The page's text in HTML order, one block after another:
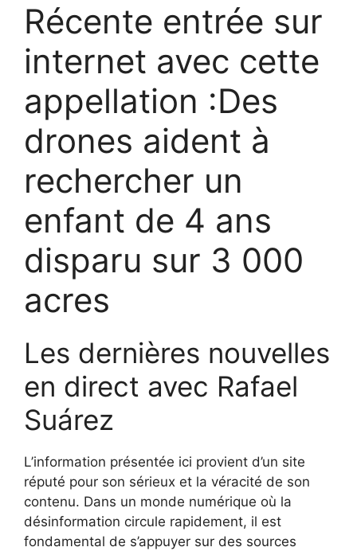
Récente entrée sur
internet avec cette
appellation :Des
drones aident à
rechercher un
enfant de 4 ans
disparu sur 3 000
acres
Les dernières nouvelles
en direct avec Rafael
Suárez
L’information présentée ici provient d’un site
réputé pour son sérieux et la véracité de son
contenu. Dans un monde numérique où la
désinformation circule rapidement, il est
fondamental de s’appuyer sur des sources